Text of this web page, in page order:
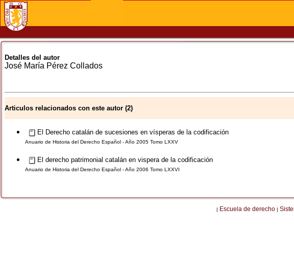
Detalles del autor
José María Pérez Collados
Articulos relacionados con este autor (2)
El Derecho catalán de sucesiones en vísperas de la codificación
Anuario de Historia del Derecho Español - Año 2005 Tomo LXXV
El derecho patrimonial catalán en vispera de la codificación
Anuario de Historia del Derecho Español - Año 2006 Tomo LXXVI
| Escuela de derecho |